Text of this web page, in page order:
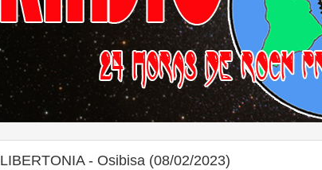
LIBERTONIA - Osibisa (08/02/2023)